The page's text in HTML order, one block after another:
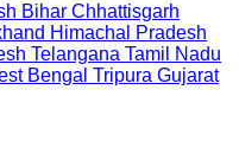
Bihar Chhattisgarh
Himachal Pradesh
Telangana Tamil Nadu
Bengal Tripura Gujarat